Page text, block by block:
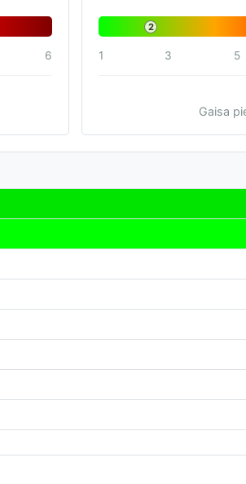
6
2
1 3 5
Gaisa